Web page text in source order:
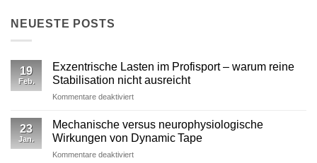
NEUESTE POSTS
19
Feb.
Exzentrische Lasten im Profisport – warum reine
Stabilisation nicht ausreicht
Kommentare deaktiviertfür
im
Profisport
–
23
Jan.
Mechanische versus neurophysiologische
Wirkungen von Dynamic Tape
Kommentare deaktiviertfür